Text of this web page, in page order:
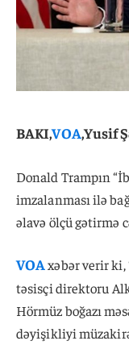
BAKI,VOA,Yusif
Donald Trampın
imzalanması ilə
əlavə ölçü
VOAxəbər verir
təsisçi direktoru
Hörmüz boğazı
dəyişikliyi